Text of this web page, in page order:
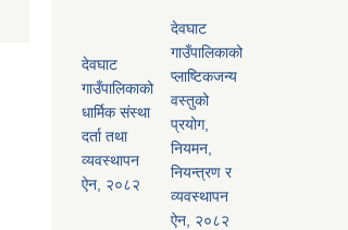
देवघाट
गाउँपालिकाको
धार्मिक संस्था
दर्ता तथा
व्यवस्थापन
ऐन, २०८२
देवघाट
गाउँपालिकाको
प्लाष्टिकजन्य
वस्तुको
प्रयोग,
नियमन,
नियन्त्रण र
व्यवस्थापन
ऐन, २०८२